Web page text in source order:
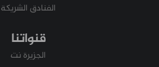
الفنادق الشريكة
قنواتنا
الجزيرة نت